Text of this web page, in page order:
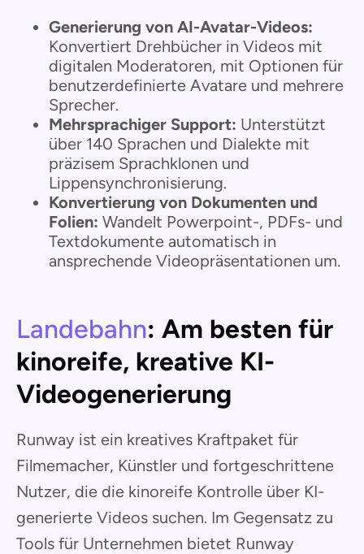
Generierung von AI-Avatar-Videos:
Konvertiert Drehbücher in Videos mit
digitalen Moderatoren, mit Optionen für
benutzerdefinierte Avatare und mehrere
Sprecher.
Mehrsprachiger Support: Unterstützt
über 140 Sprachen und Dialekte mit
präzisem Sprachklonen und
Lippensynchronisierung.
Konvertierung von Dokumenten und
Folien: Wandelt Powerpoint-, PDFs- und
Textdokumente automatisch in
ansprechende Videopräsentationen um.
Landebahn: Am besten für
kinoreife, kreative KI-
Videogenerierung
Runway ist ein kreatives Kraftpaket für
Filmemacher, Künstler und fortgeschrittene
Nutzer, die die kinoreife Kontrolle über KI-
generierte Videos suchen. Im Gegensatz zu
Tools für Unternehmen bietet Runway